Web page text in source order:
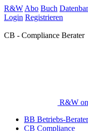
R&W Abo Buch
Login Registrieren
CB - Compliance Berater
R&W
BB Betriebs-Berater
CB Compliance